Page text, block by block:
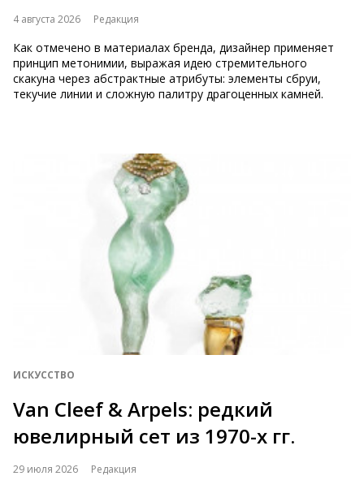
4 августа 2026 Редакция
Как отмечено в материалах бренда, дизайнер применяет
принцип метонимии, выражая идею стремительного
скакуна через абстрактные атрибуты: элементы сбруи,
текучие линии и сложную палитру драгоценных камней.
ИСКУССТВО
Van Cleef & Arpels: редкий
ювелирный сет из 1970-х гг.
29 июля 2026 Редакция